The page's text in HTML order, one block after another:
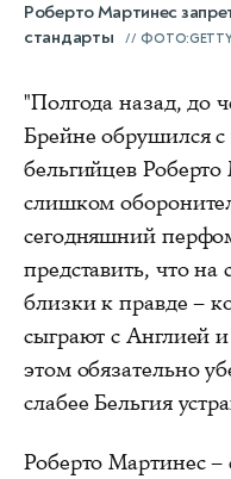
Роберто Мартинес
стандарты
ФОТО:GETTY
"Полгода назад, до
Брейне обрушился
бельгийцев
слишком
сегодняшний
представить, что
близки к правде –
сыграют с Англией
этом обязательно
слабее Бельгия
Роберто Мартинес –